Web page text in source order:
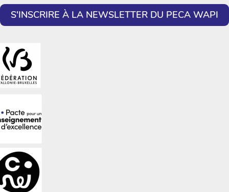
S'INSCRIRE À LA NEWSLETTER DU PECA WAPI